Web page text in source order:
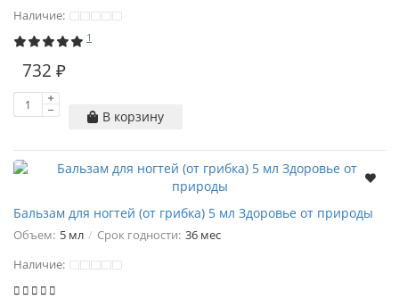
Наличие:
1
732 ₽
В корзину
Бальзам для ногтей (от грибка) 5 мл Здоровье от природы
Объем: 5 мл Срок годности: 36 мес
Наличие: